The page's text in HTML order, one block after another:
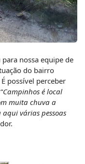
nossa equipe de
do bairro
possível perceber
Campinhos é local
muita chuva a
várias pessoas